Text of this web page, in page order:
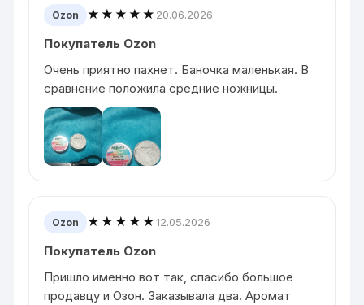
Ozon ★★★★★ 20.06.2026
Покупатель Ozon
Очень приятно пахнет. Баночка маленькая. В
сравнение положила средние ножницы.
Ozon ★★★★★12.05.2026
Покупатель Ozon
Пришло именно вот так, спасибо большое
продавцу и Озон. Заказывала два. Аромат